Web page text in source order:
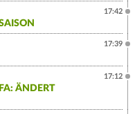
17:42
17:39
ÄNDERT
17:12